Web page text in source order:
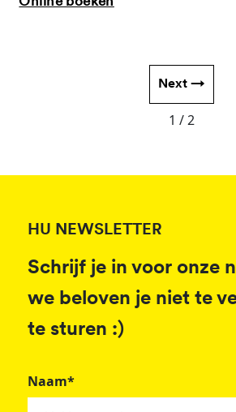
Next →
1 / 2
HU NEWSLETTER
Schrijf je in voor onze
we beloven je niet te
te sturen :)
Naam*